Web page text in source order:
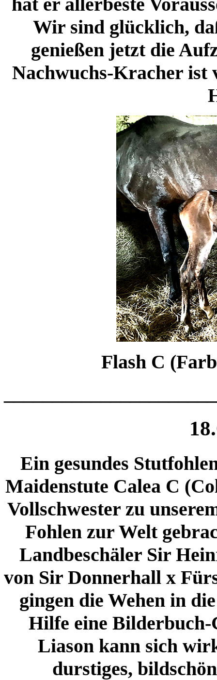
Wir sind glücklich,
genießen jetzt die
Nachwuchs-Kracher
Flash C
Ein gesundes
Maidenstute Calea C
Vollschwester zu
Fohlen zur Welt
Landbeschäler Sir
von Sir Donnerhall x
gingen die Wehen in
Hilfe eine Bilderbuch-
Liason kann sich
durstiges,